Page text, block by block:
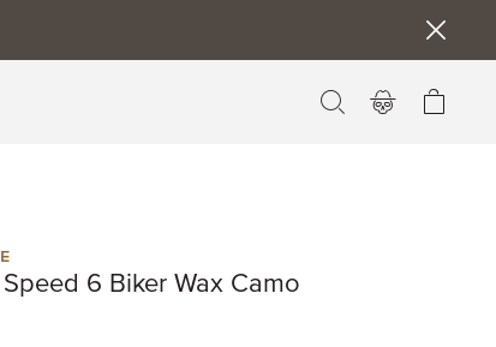
Speed 6 Biker Wax Camo